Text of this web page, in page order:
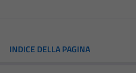
INDICE DELLA PAGINA